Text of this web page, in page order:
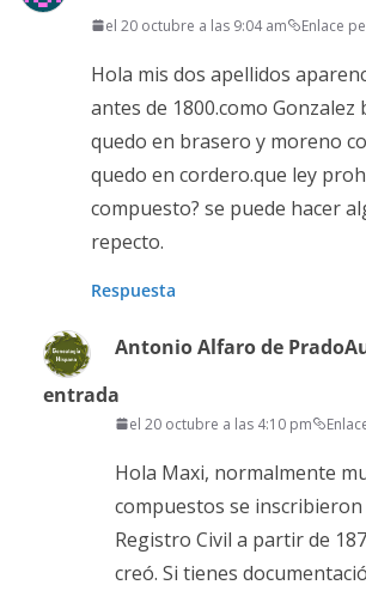
el 20 octubre a las 9:04 am Enlace
Hola mis dos apellidos
antes de 1800.como Gonzalez
quedo en brasero y moreno
quedo en cordero.que ley
compuesto? se puede hacer
repecto.
Respuesta
Antonio Alfaro de Prado
entrada
el 20 octubre a las 4:10 pm
Hola Maxi, normalmente
compuestos se inscribieron
Registro Civil a partir de
creó. Si tienes